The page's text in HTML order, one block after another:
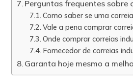
Perguntas frequentes sobre
Como saber se uma
Vale a pena comprar
Onde comprar correias
Fornecedor de correias
Garanta hoje mesmo a